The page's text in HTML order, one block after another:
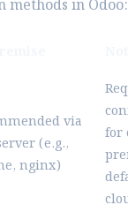
in Odoo:
via
(e.g.,
nginx)
for